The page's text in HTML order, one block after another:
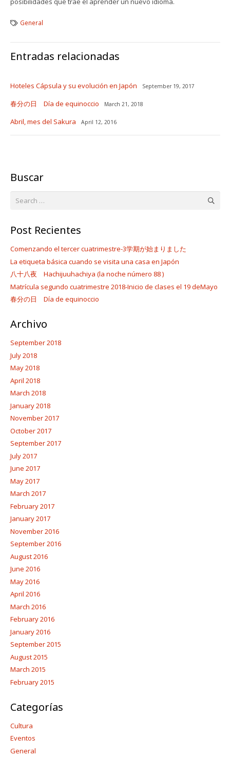
General
Entradas relacionadas
Hoteles Cápsula y su evolución en Japón September 19, 2017
春分の日 Día de equinoccio March 21, 2018
Abril, mes del Sakura April 12, 2016
Buscar
Post Recientes
Comenzando el tercer cuatrimestre-3学期が始まりました
La etiqueta básica cuando se visita una casa en Japón
八十八夜 Hachijuuhachiya (la noche número 88 )
Matrícula segundo cuatrimestre 2018-Inicio de clases el 19 deMayo
春分の日 Día de equinoccio
Archivo
September 2018
July 2018
May 2018
April 2018
March 2018
January 2018
November 2017
October 2017
September 2017
July 2017
June 2017
May 2017
March 2017
February 2017
January 2017
November 2016
September 2016
August 2016
June 2016
May 2016
April 2016
March 2016
February 2016
January 2016
September 2015
August 2015
March 2015
February 2015
Categorías
Cultura
Eventos
General